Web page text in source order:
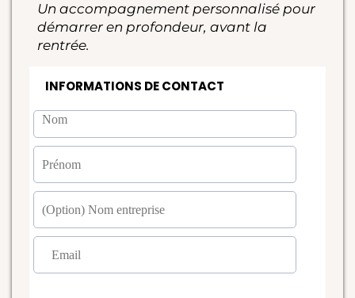
Un accompagnement personnalisé pour
démarrer en profondeur, avant la
rentrée.
INFORMATIONS DE CONTACT